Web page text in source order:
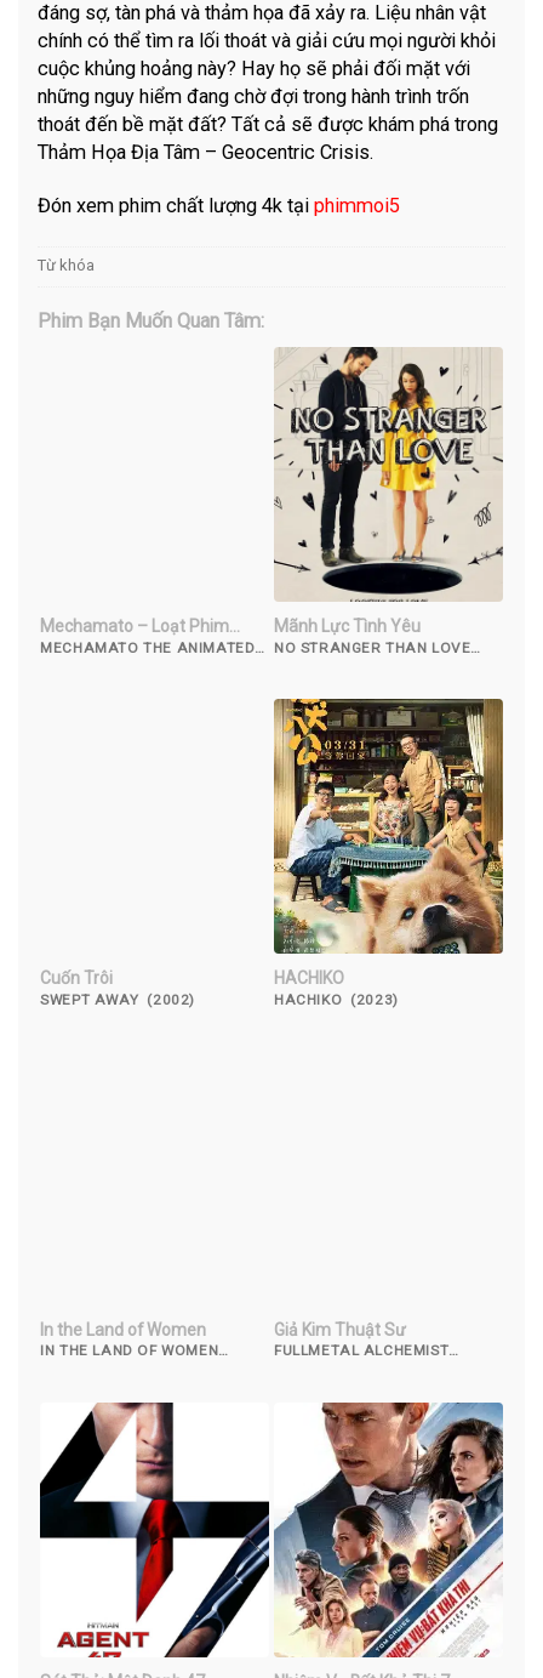
đáng sợ, tàn phá và thảm họa đã xảy ra. Liệu nhân vật
chính có thể tìm ra lối thoát và giải cứu mọi người khỏi
cuộc khủng hoảng này? Hay họ sẽ phải đối mặt với
những nguy hiểm đang chờ đợi trong hành trình trốn
thoát đến bề mặt đất? Tất cả sẽ được khám phá trong
Thảm Họa Địa Tâm – Geocentric Crisis.
Đón xem phim chất lượng 4k tạiphimmoi5
Từ khóa
Phim Bạn Muốn Quan Tâm:
Mechamato – Loạt Phim
Hoạt Hình
MECHAMATO THE ANIMATED
Mãnh Lực Tình Yêu
NO STRANGER THAN LOVE
Cuốn Trôi
SWEPT AWAY (2002)
HACHIKO
HACHIKO (2023)
In the Land of Women
IN THE LAND OF WOMEN
Giả Kim Thuật Sư
FULLMETAL ALCHEMIST